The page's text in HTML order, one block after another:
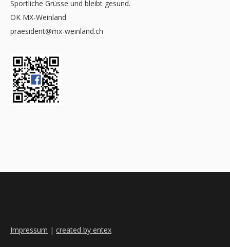
Sportliche Grüsse und bleibt gesund.
OK MX-Weinland
praesident@mx-weinland.ch
Impressum | created by entex